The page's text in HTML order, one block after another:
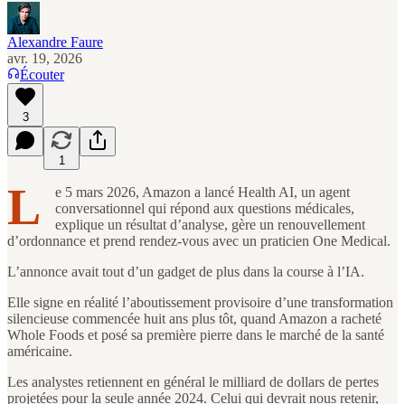
Alexandre Faure
avr. 19, 2026
Écouter
3
1
L
e 5 mars 2026, Amazon a lancé Health AI, un agent
conversationnel qui répond aux questions médicales,
explique un résultat d’analyse, gère un renouvellement
d’ordonnance et prend rendez-vous avec un praticien One Medical.
L’annonce avait tout d’un gadget de plus dans la course à l’IA.
Elle signe en réalité l’aboutissement provisoire d’une transformation
silencieuse commencée huit ans plus tôt, quand Amazon a racheté
Whole Foods et posé sa première pierre dans le marché de la santé
américaine.
Les analystes retiennent en général le milliard de dollars de pertes
projetées pour la seule année 2024. Celui qui devrait nous retenir,